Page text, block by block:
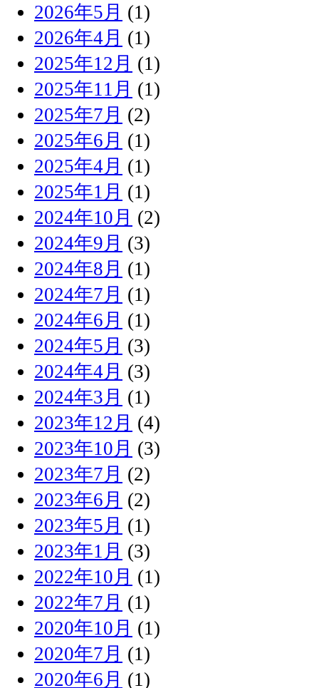
2026年5月 (1)
2026年4月 (1)
2025年12月 (1)
2025年11月 (1)
2025年7月 (2)
2025年6月 (1)
2025年4月 (1)
2025年1月 (1)
2024年10月 (2)
2024年9月 (3)
2024年8月 (1)
2024年7月 (1)
2024年6月 (1)
2024年5月 (3)
2024年4月 (3)
2024年3月 (1)
2023年12月 (4)
2023年10月 (3)
2023年7月 (2)
2023年6月 (2)
2023年5月 (1)
2023年1月 (3)
2022年10月 (1)
2022年7月 (1)
2020年10月 (1)
2020年7月 (1)
2020年6月 (1)